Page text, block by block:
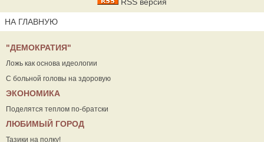
НА ГЛАВНУЮ
"ДЕМОКРАТИЯ"
Ложь как основа идеологии
С больной головы на здоровую
ЭКОНОМИКА
Поделятся теплом по-братски
ЛЮБИМЫЙ ГОРОД
Тазики на полку!